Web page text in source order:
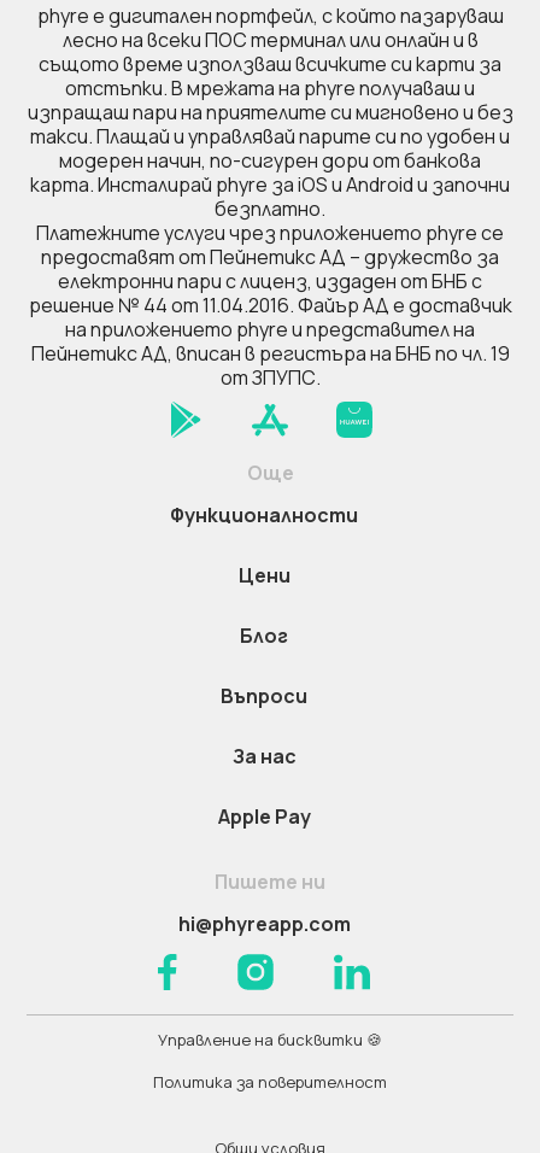
phyre e дигитален портфейл, с който пазаруваш
лесно на всеки ПОС терминал или онлайн и в
същото време използваш всичките си карти за
отстъпки. В мрежата на phyre получаваш и
изпращаш пари на приятелите си мигновено и без
такси. Плащай и управлявай парите си по удобен и
модерен начин, по-сигурен дори от банкова
карта. Инсталирай phyre за iOS и Android и започни
безплатно.
Платежните услуги чрез приложението phyre се
предоставят от Пейнетикс АД – дружество за
електронни пари с лиценз, издаден от БНБ с
решение № 44 от 11.04.2016. Файър AД е доставчик
на приложението phyre и представител на
Пейнетикс АД, вписан в регистъра на БНБ по чл. 19
от ЗПУПС.
Още
Функционалности
Цени
Блог
Въпроси
За нас
Apple Pay
Пишете ни
hi@phyreapp.com
Общи условия
Политика за поверителност
Управление на бисквитки 🍪